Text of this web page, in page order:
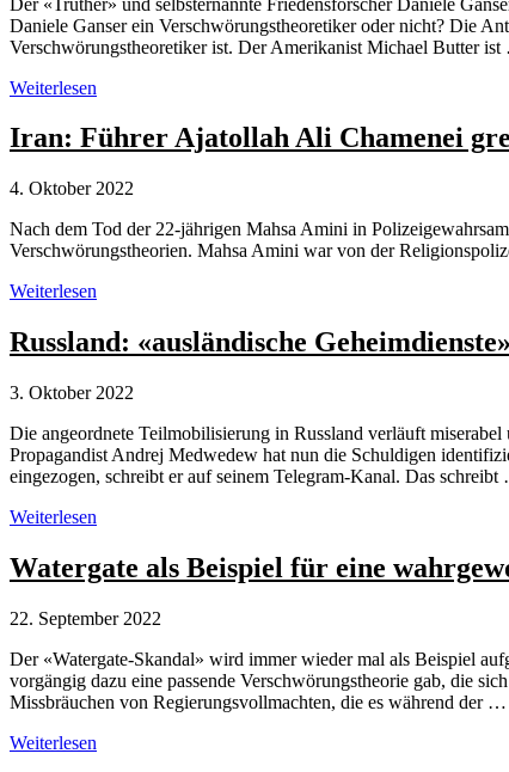
«Majdan-
Putsch»
in
Ukraine
Daniele Ganser ein Verschwörungstheoretiker oder nicht? Die
Verschwörungstheoretiker ist. Der Amerikanist Michael Butter
Ist
Ganser
ein
Weiterlesen
Iran: Führer Ajatollah Ali Chamenei
4. Oktober 2022
Nach dem Tod der 22-jährigen Mahsa Amini in
Verschwörungstheorien. Mahsa Amini war von der
Iran:
Ajatollah
Ali
greift
Verschwörungstheorien
Weiterlesen
Russland: «ausländische
3. Oktober 2022
Die angeordnete Teilmobilisierung in Russland verläuft
Propagandist Andrej Medwedew hat nun die Schuldigen
eingezogen, schreibt er auf seinem Telegram-Kanal. Das
Russland:
Geheimdienste»
als
Verschwörungstheorie
Weiterlesen
Watergate als Beispiel für eine
22. September 2022
Der «Watergate-Skandal» wird immer wieder mal als Beispiel
vorgängig dazu eine passende Verschwörungstheorie gab, die
Missbräuchen von Regierungsvollmachten, die es während der …
Watergate
Weiterlesen